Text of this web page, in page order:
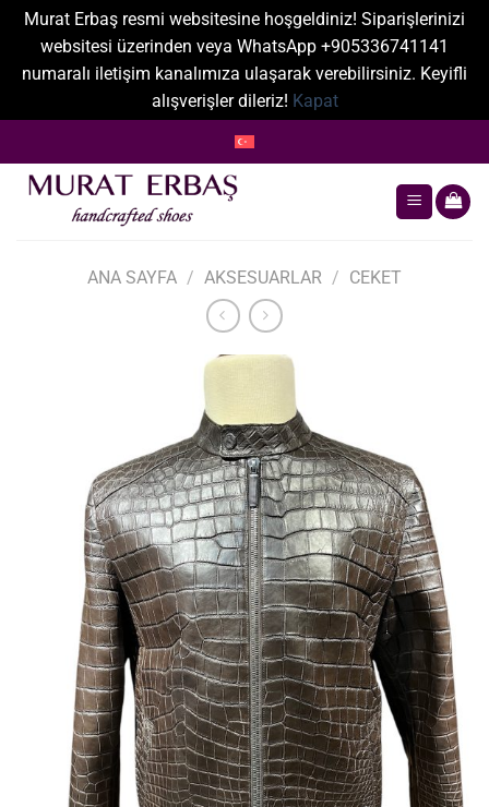
Murat Erbaş resmi websitesine hoşgeldiniz! Siparişlerinizi
websitesi üzerinden veya WhatsApp +905336741141
numaralı iletişim kanalımıza ulaşarak verebilirsiniz. Keyifli
alışverişler dileriz! Kapat
atla
ANA SAYFA / AKSESUARLAR / CEKET